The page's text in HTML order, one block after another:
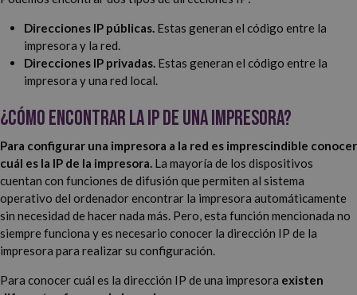
Direcciones IP públicas. Estas generan el código entre la
impresora y la red.
Direcciones IP privadas. Estas generan el código entre la
impresora y una red local.
¿Cómo encontrar la IP de una impresora?
Para configurar una impresora a la red es imprescindible conocer
cuál es la IP de la impresora. La mayoría de los dispositivos
cuentan con funciones de difusión que permiten al sistema
operativo del ordenador encontrar la impresora automáticamente
sin necesidad de hacer nada más. Pero, esta función mencionada no
siempre funciona y es necesario conocer la dirección IP de la
impresora para realizar su configuración.
Para conocer cuál es la dirección IP de una impresora existen